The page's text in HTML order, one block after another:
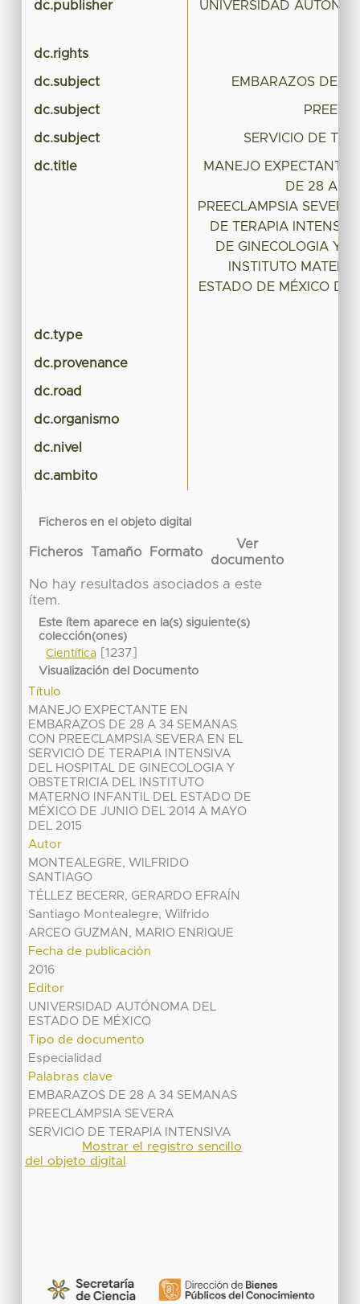
dc.publisher UNIVERSIDAD
dc.rights
dc.subject EMBARAZOS DE
dc.subject
dc.subject SERVICIO DE
dc.title
MANEJO EXPECTANTE
DE 28 A
PREECLAMPSIA SEVERA
DE TERAPIA
DE GINECOLOGIA Y
INSTITUTO
ESTADO DE MÉXICO DE
dc.type
dc.provenance
dc.road
dc.organismo
dc.nivel
dc.ambito
Ficheros en el objeto digital
Ficheros Tamaño Formato
Ver
documento
No hay resultados asociados a este
ítem.
Este ítem aparece en la(s) siguiente(s)
colección(ones)
Científica[1237]
Visualización del Documento
Título
MANEJO EXPECTANTE EN
EMBARAZOS DE 28 A 34 SEMANAS
CON PREECLAMPSIA SEVERA EN EL
SERVICIO DE TERAPIA INTENSIVA
DEL HOSPITAL DE GINECOLOGIA Y
OBSTETRICIA DEL INSTITUTO
MATERNO INFANTIL DEL ESTADO DE
MÉXICO DE JUNIO DEL 2014 A MAYO
DEL 2015
Autor
MONTEALEGRE, WILFRIDO
SANTIAGO
TÉLLEZ BECERR, GERARDO EFRAÍN
Santiago Montealegre, Wilfrido
ARCEO GUZMAN, MARIO ENRIQUE
Fecha de publicación
2016
Editor
UNIVERSIDAD AUTÓNOMA DEL
ESTADO DE MÉXICO
Tipo de documento
Especialidad
Palabras clave
EMBARAZOS DE 28 A 34 SEMANAS
PREECLAMPSIA SEVERA
SERVICIO DE TERAPIA INTENSIVA
Mostrar el registro sencillo
del objeto digital